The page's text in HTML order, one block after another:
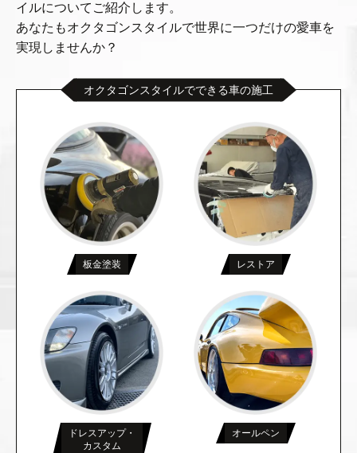
イルについてご紹介します。
あなたもオクタゴンスタイルで世界に一つだけの愛車を
実現しませんか？
オクタゴンスタイルでできる車の施工
板金塗装 レストア
ドレスアップ・
カスタム
オールペン